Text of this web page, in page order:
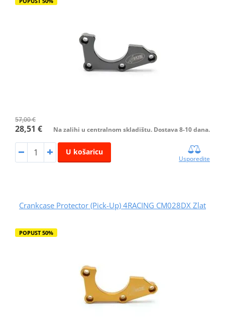
57,00 €
28,51 € Na zalihi u centralnom skladištu. Dostava 8-10 dana.
U košaricu
Usporedite
Crankcase Protector (Pick-Up) 4RACING CM028DX Zlat
POPUST 50%